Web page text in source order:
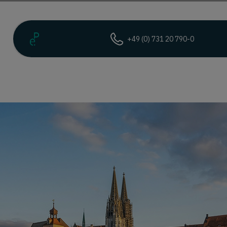
+49 (0) 731 20 790-0